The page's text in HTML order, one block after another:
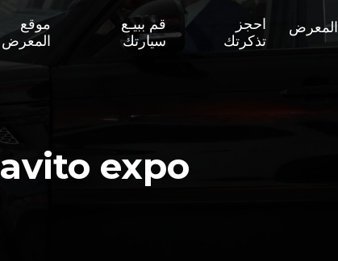
المعرض
احجز
تذكرتك
قم ببيـع
سيارتك
موقع
المعرض
avito expo